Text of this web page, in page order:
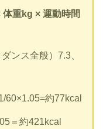
体重kg × 運動時間
ンス全般）7.3、
60×1.05=約77kcal
＝約421kcal